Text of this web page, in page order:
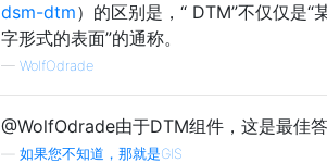
dsm-dtm）的区别是，“ DTM”不仅仅是“
字形式的表面”的通称。
— WolfOdrade
@WolfOdrade由于DTM组件，这是最佳
如果您不知道，那就是GIS